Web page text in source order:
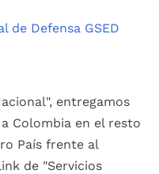
de Defensa GSED
entregamos
Colombia en el resto
País frente al
de "Servicios